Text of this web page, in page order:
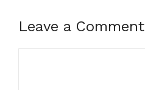
Leave a Comment